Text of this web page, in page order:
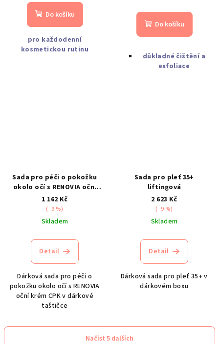
Do košíku
pro každodenní
kosmetickou rutinu
Do košíku
důkladné čištění a
exfoliace
Sada pro péči o pokožku
okolo očí s RENOVIA oční
krém CPK
1 162 Kč
(–9 %)
Skladem
Detail
Dárková sada pro péči o
pokožku okolo očí s RENOVIA
oční krém CPK v dárkové
taštičce
Sada pro pleť 35+
liftingová
2 623 Kč
(–9 %)
Skladem
Detail
Dárková sada pro pleť 35+ v
dárkovém boxu
Načíst 5 dalších